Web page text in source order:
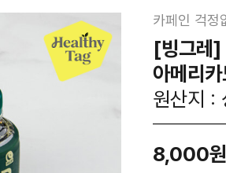
카페인 걱정
[빙그레]
아메리
원산지 :
8,000원